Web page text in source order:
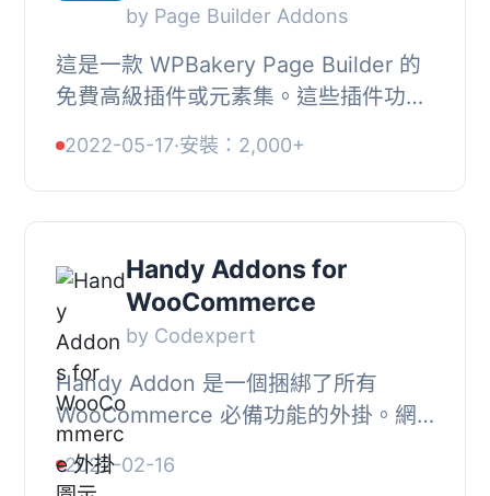
by Page Builder Addons
這是一款 WPBakery Page Builder 的
免費高級插件或元素集。這些插件功能
在 WPBakery（Visual Composer）頁
面生成器中使用...
2022-05-17·安裝：2,000+
Handy Addons for
WooCommerce
by Codexpert
Handy Addon 是一個捆綁了所有
WooCommerce 必備功能的外掛。網
站擁有者往往難以管理不同功能的多個
外掛。使用 Handy Addons 可以使您
2022-02-16